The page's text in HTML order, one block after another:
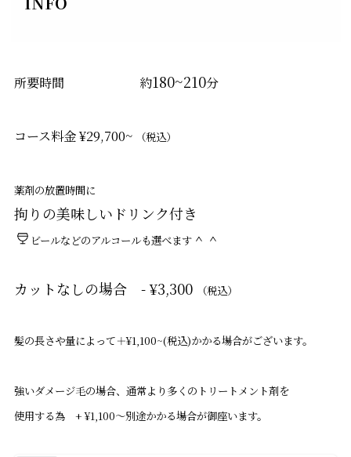
所要時間 約180~210分
コース料金 ¥29,700~ （税込）
薬剤の放置時間に
拘りの美味しいドリンク付き
ビールなどのアルコールも選べます ＾＾
カットなしの場合 - ¥3,300 （税込）
髪の長さや量によって＋¥1,100~(税込)かかる場合がございます。
強いダメージ毛の場合、通常より多くのトリートメント剤を
使用する為 + ¥1,100〜別途かかる場合が御座います。